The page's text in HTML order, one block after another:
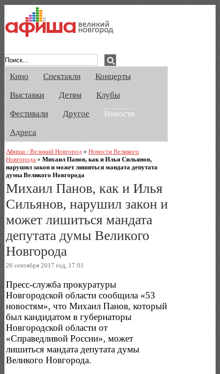
Кино Спектакли
Концерты
Выставки
Детям
Клубы
Фестивали
Другое
Новости
Адреса
Афиша - Великий Новгород »Новости Великого
Новгорода »Михаил Панов, как и Илья Сильянов,
нарушил закон и может лишиться мандата депутата
думы Великого Новгорода
Михаил Панов, как и Илья
Сильянов, нарушил закон и
может лишиться мандата
депутата думы Великого
Новгорода
26 сентября 2017 год, 17:01
Пресс-служба прокуратуры
Новгородской области сообщила «53
новостям», что Михаил Панов, который
был кандидатом в губернаторы
Новгородской области от
«Справедливой России», может
лишиться мандата депутата думы
Великого Новгорода.